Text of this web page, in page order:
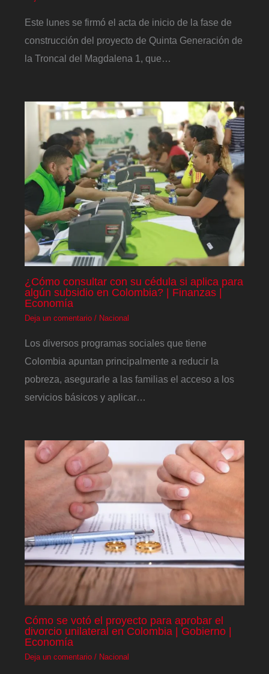
Este lunes se firmó el acta de inicio de la fase de
construcción del proyecto de Quinta Generación de
la Troncal del Magdalena 1, que…
¿Cómo consultar con su cédula si aplica para
algún subsidio en Colombia? | Finanzas |
Economía
Deja un comentario / Nacional
Los diversos programas sociales que tiene
Colombia apuntan principalmente a reducir la
pobreza, asegurarle a las familias el acceso a los
servicios básicos y aplicar…
Cómo se votó el proyecto para aprobar el
divorcio unilateral en Colombia | Gobierno |
Economía
Deja un comentario / Nacional